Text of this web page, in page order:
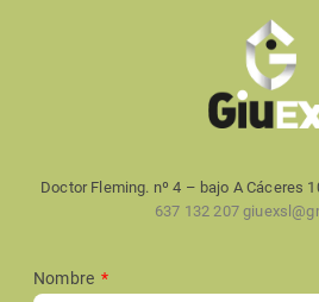
Doctor Fleming. nº 4 – bajo A Cáceres
637 132 207
Nombre